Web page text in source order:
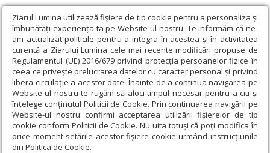
Ziarul Lumina utilizează fişiere de tip cookie pentru a personaliza și
îmbunătăți experiența ta pe Website-ul nostru. Te informăm că ne-
am actualizat politicile pentru a integra în acestea și în activitatea
curentă a Ziarului Lumina cele mai recente modificări propuse de
Regulamentul (UE) 2016/679 privind protecția persoanelor fizice în
ceea ce privește prelucrarea datelor cu caracter personal și privind
libera circulație a acestor date. Înainte de a continua navigarea pe
Website-ul nostru te rugăm să aloci timpul necesar pentru a citi și
înțelege conținutul Politicii de Cookie. Prin continuarea navigării pe
Website-ul nostru confirmi acceptarea utilizării fişierelor de tip
cookie conform Politicii de Cookie. Nu uita totuși că poți modifica în
orice moment setările acestor fişiere cookie urmând instrucțiunile
din Politica de Cookie.
Ziarul Lumina › Actualitate religioasă › An omagial
An omagial